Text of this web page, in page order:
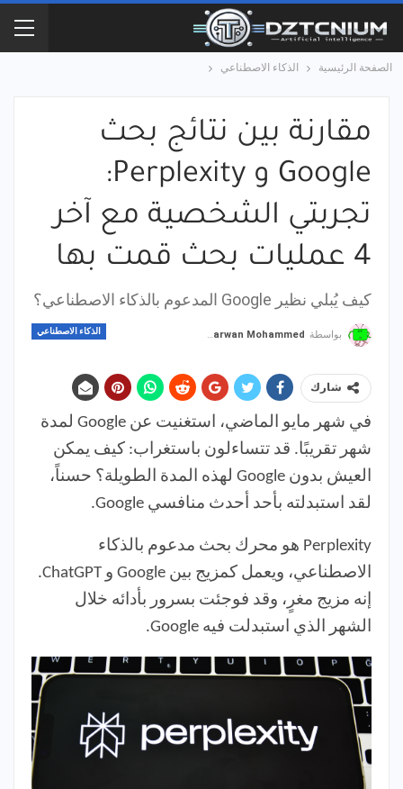
الصفحة الرئيسية الذكاء الاصطناعي
مقارنة بين نتائج بحث
Google و Perplexity:
تجربتي الشخصية مع آخر
4 عمليات بحث قمت بها
كيف يُبلي نظير Google المدعوم بالذكاء الاصطناعي؟
الذكاء الاصطناعي بواسطة Marwan Mohammed
شارك
في شهر مايو الماضي، استغنيت عن Google لمدة
شهر تقريبًا. قد تتساءلون باستغراب: كيف يمكن
العيش بدون Google لهذه المدة الطويلة؟ حسناً،
لقد استبدلته بأحد أحدث منافسي Google.
Perplexity هو محرك بحث مدعوم بالذكاء
الاصطناعي، ويعمل كمزيج بين Google و ChatGPT.
إنه مزيج مغرٍ، وقد فوجئت بسرور بأدائه خلال
الشهر الذي استبدلت فيه Google.